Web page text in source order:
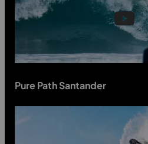
Pure Path Santander